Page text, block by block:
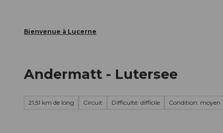
Bienvenue à Lucerne
Andermatt - Lutersee
21,51 km de long Circuit Difficulté: difficile Condition: moyen